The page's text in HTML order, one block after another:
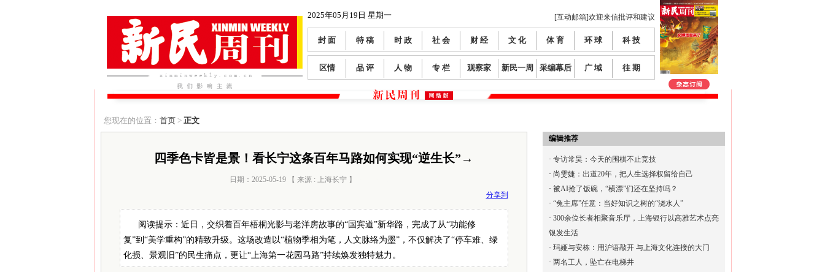
2025年05月19日 星期一 [互动邮箱]欢迎来信批评和建议
封 面 特 稿 时 政 社 会 财 经 文 化 体 育 环 球 科 技
区情 品 评 人 物 专 栏 观察家 新民一周 采编幕后 广 域 往 期
您现在的位置： 首页> 正文
四季色卡皆是景！看长宁这条百年马路如何实现“逆生长”→
日期：2025-05-19 【 来源 : 上海长宁 】
分享到
阅读提示：近日，交织着百年梧桐光影与老洋房故事的“国宾道”新华路，完成了从“功能修
复”到“美学重构”的精致升级。这场改造以“植物季相为笔，人文脉络为墨”，不仅解决了“停车难、绿
化损、景观旧”的民生痛点，更让“上海第一花园马路”持续焕发独特魅力。
编辑推荐
· 专访常昊：今天的围棋不止竞技
· 尚雯婕：出道20年，把人生选择权留给自己
· 被AI抢了饭碗，“横漂”们还在坚持吗？
· “兔主席”任意：当好知识之树的“浇水人”
· 300余位长者相聚音乐厅，上海银行以高雅艺术点亮
银发生活
· 玛娅与安栋：用沪语敲开 与上海文化连接的大门
· 两名工人，坠亡在电梯井